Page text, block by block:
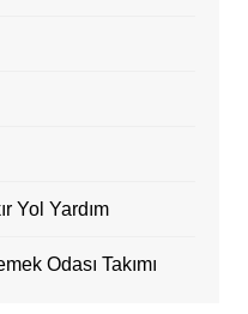
Yol Yardım
Odası Takımı